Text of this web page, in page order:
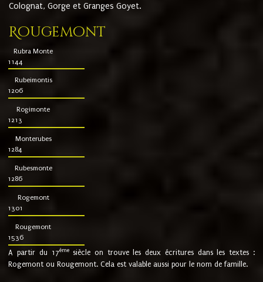
Colognat, Gorge et Granges Goyet.
Rougemont
Rubra Monte
1144
Rubeimontis
1206
Rogimonte
1213
Monterubes
1284
Rubesmonte
1286
Rogemont
1301
Rougemont
1536
A partir du 17ème siècle on trouve les deux écritures dans les textes :
Rogemont ou Rougemont. Cela est valable aussi pour le nom de famille.